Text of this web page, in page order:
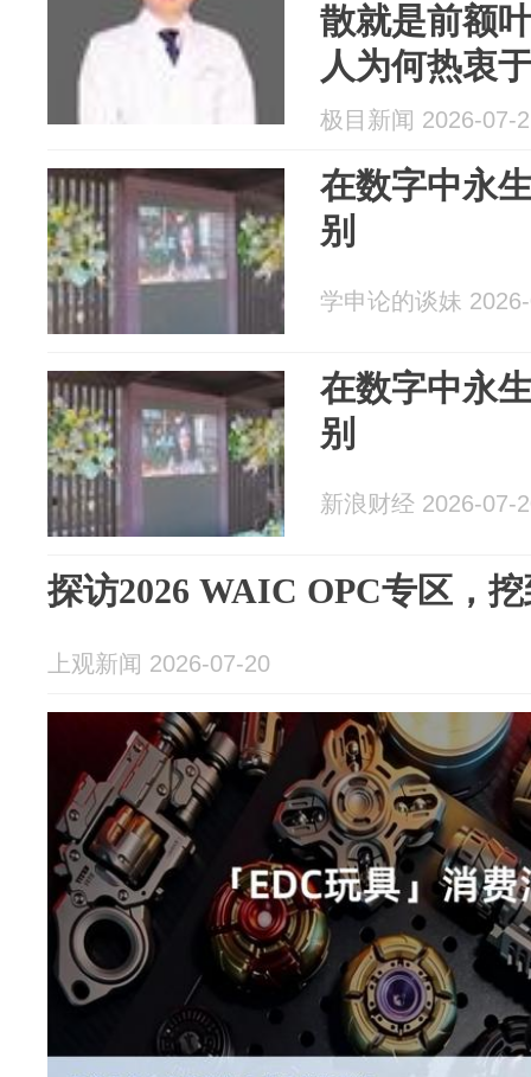
散就是前额
人为何热衷
极目新闻 2026-07-
在数字中永
别
学申论的谈妹
在数字中永
别
新浪财经 2026-07-
探访2026 WAIC OPC专区，
上观新闻 2026-07-20